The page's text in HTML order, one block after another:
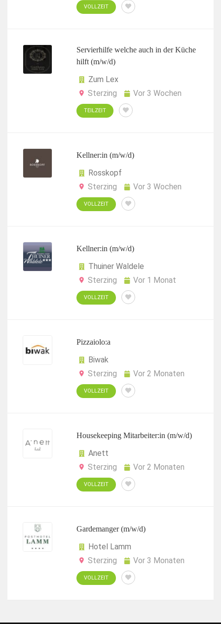
VOLLZEIT
Servierhilfe welche auch in der Küche
hilft (m/w/d)
Zum Lex
Sterzing
Vor 3 Wochen
TEILZEIT
Kellner:in (m/w/d)
Rosskopf
Sterzing
Vor 3 Wochen
VOLLZEIT
Kellner:in (m/w/d)
Thuiner Waldele
Sterzing
Vor 1 Monat
VOLLZEIT
Pizzaiolo:a
Biwak
Sterzing
Vor 2 Monaten
VOLLZEIT
Housekeeping Mitarbeiter:in (m/w/d)
Anett
Sterzing
Vor 2 Monaten
VOLLZEIT
Gardemanger (m/w/d)
Hotel Lamm
Sterzing
Vor 3 Monaten
VOLLZEIT